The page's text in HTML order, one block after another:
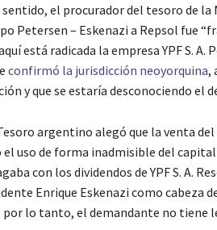
el procurador del tesoro de la
Petersen – Eskenazi a Repsol fue
está radicada la empresa YPF S. A.
confirmó la jurisdicción neoyorquina,
y que se estaría desconociendo el
argentino alegó que la venta del
uso de forma inadmisible del
con los dividendos de YPF S. A.
Enrique Eskenazi como cabeza
por lo tanto, el demandante no tiene